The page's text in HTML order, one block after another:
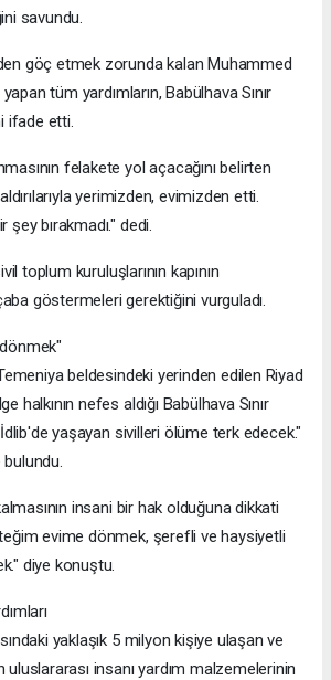
savundu.
göç etmek zorunda kalan Muhammed
tüm yardımların, Babülhava Sınır
ifade etti.
felakete yol açacağını belirten
yerimizden, evimizden etti.
bırakmadı." dedi.
toplum kuruluşlarının kapının
göstermeleri gerektiğini vurguladı.
beldesindeki yerinden edilen Riyad
halkının nefes aldığı Babülhava Sınır
İdlib'de yaşayan sivilleri ölüme terk edecek."
kalmasının insani bir hak olduğuna dikkati
evime dönmek, şerefli ve haysiyetli
diye konuştu.
yaklaşık 5 milyon kişiye ulaşan ve
insanı yardım malzemelerinin